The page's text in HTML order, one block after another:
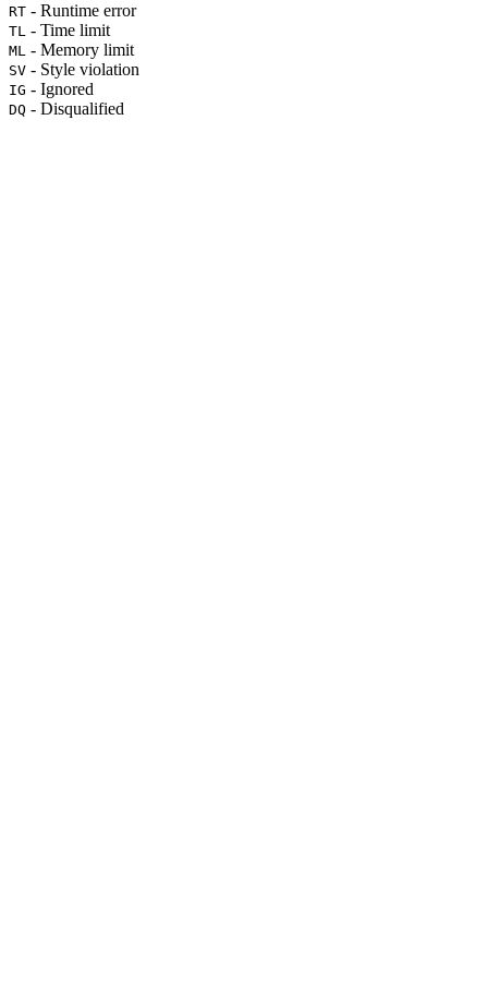
RT - Runtime error
TL - Time limit
ML - Memory limit
SV - Style violation
IG - Ignored
DQ - Disqualified